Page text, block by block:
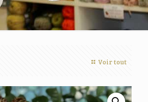
Voir tout